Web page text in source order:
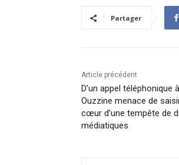
Partager
Article précédent
D’un appel
Ouzzine menace de
cœur d’une tempête de
médiatiques